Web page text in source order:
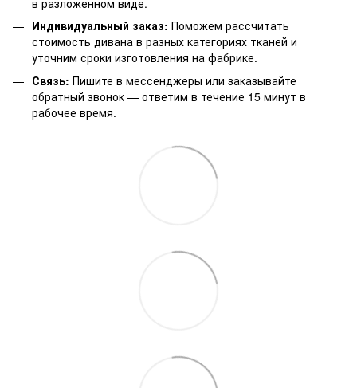
Индивидуальный заказ: Поможем рассчитать
стоимость дивана в разных категориях тканей и
уточним сроки изготовления на фабрике.
Связь: Пишите в мессенджеры или заказывайте
обратный звонок — ответим в течение 15 минут в
рабочее время.